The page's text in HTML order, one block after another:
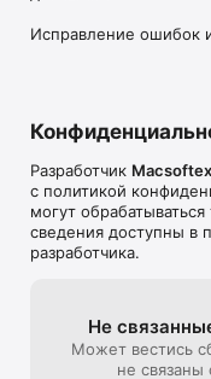
- Настраиваемые
композиторов
Спасибо, что выбрали
Исправление ошибок
Разработчик Macsoftex
с политикой
могут
сведения доступны в
разработчика.
Не
Может вестись
не связаны